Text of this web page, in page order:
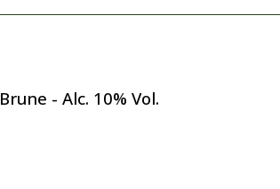
Brune - Alc. 10% Vol.